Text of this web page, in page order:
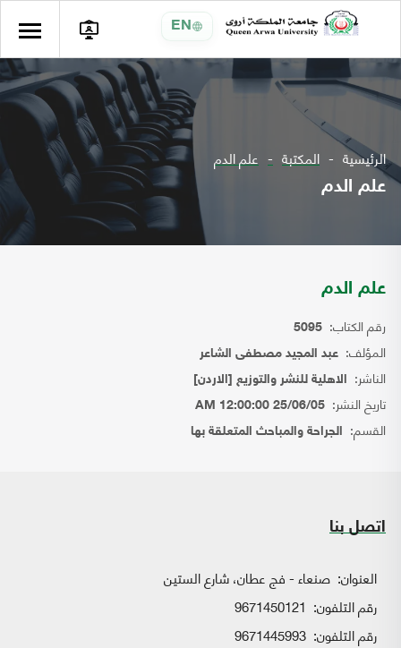
EN
الرئيسية المكتبة علم الدم
علم الدم
علم الدم
رقم الكتاب: 5095
المؤلف: عبد المجيد مصطفى الشاعر
الناشر: الاهلية للنشر والتوزيع [الاردن]
تاريخ النشر: 25/06/05 12:00:00 AM
القسم: الجراحة والمباحث المتعلقة بها
اتصل بنا
العنوان: صنعاء - فج عطان، شارع الستين
رقم التلفون: 9671450121
رقم التلفون: 9671445993